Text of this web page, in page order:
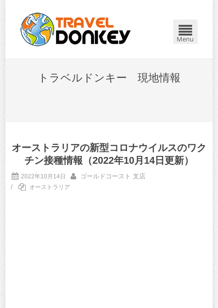
Menu
トラベルドンキー 現地情報
オーストラリアの新型コロナウイルスのワク
チン接種情報（2022年10月14日更新）
2022年10月14日
ゴールドコースト 支店
/
オーストラリア